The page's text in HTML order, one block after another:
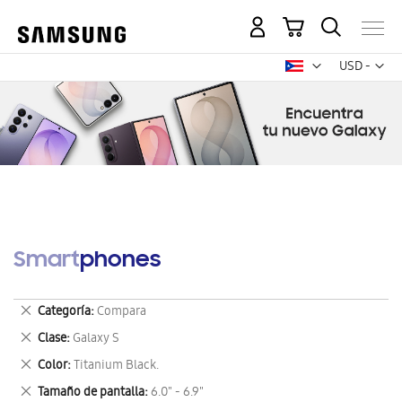
USD -
dólar
Mi carrito
Smartphones
Categoría Compara
Eliminar
este
artículo
Clase Galaxy S
Eliminar
este
artículo
Color Titanium Black.
Eliminar
este
Tamaño de pantalla 6.0" - 6.9"
Eliminar